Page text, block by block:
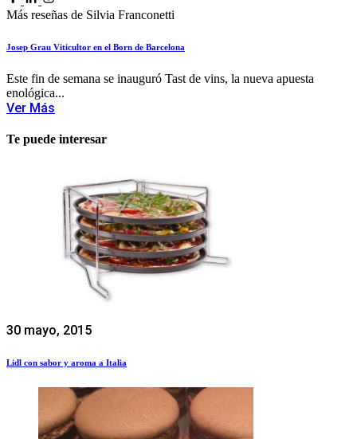
Más reseñas de Silvia Franconetti
Josep Grau Viticultor en el Born de Barcelona
Este fin de semana se inauguró Tast de vins, la nueva apuesta
enológica...
Ver Más
Te puede interesar
30 mayo, 2015
Lidl con sabor y aroma a Italia